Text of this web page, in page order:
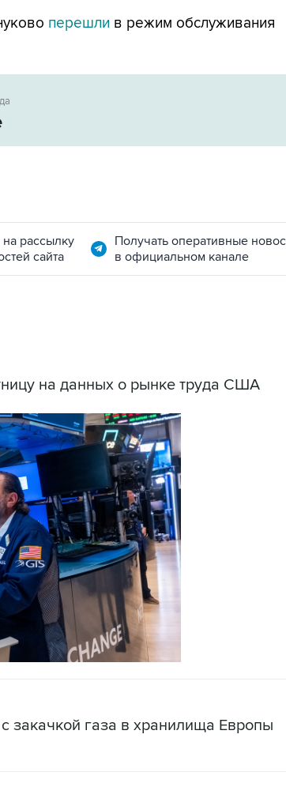
перешли в режим обслуживания
рассылку
сайта
Получать оперативные
в официальном канале
на данных о рынке труда США
закачкой газа в хранилища Европы